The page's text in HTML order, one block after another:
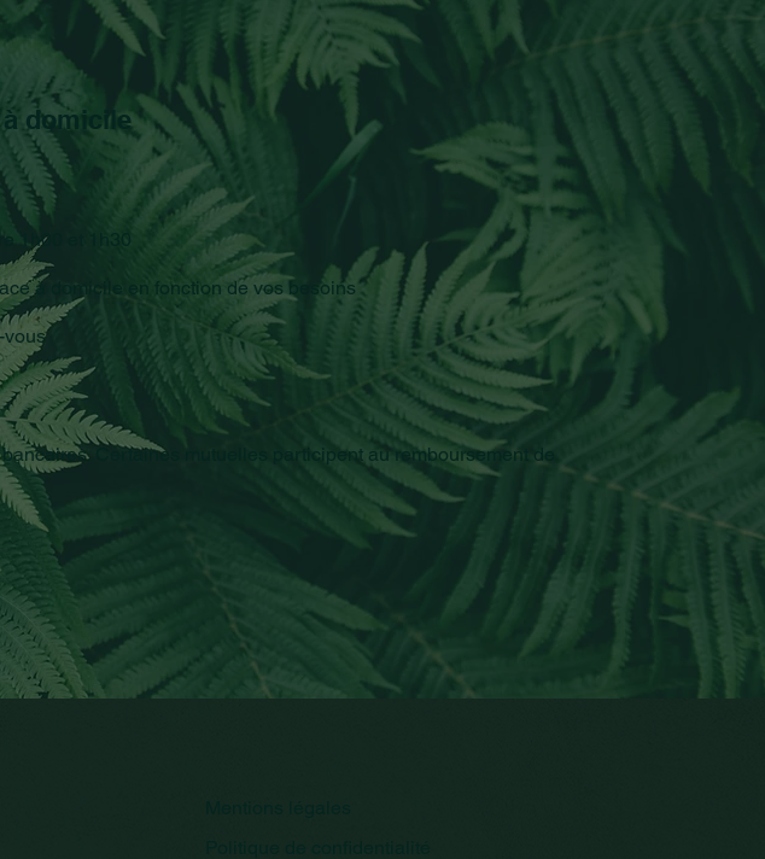
domicile
1h00 et 1h30
à domicile en fonction de vos besoins
vous
Certaines mutuelles participent au remboursement de